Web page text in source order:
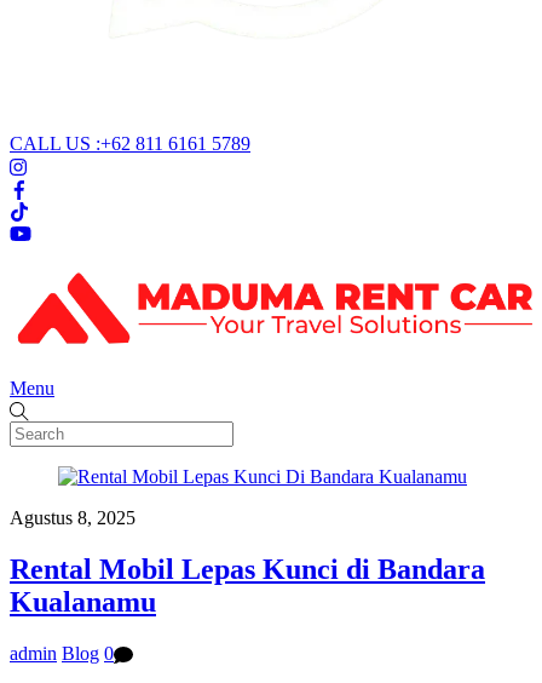
CALL US :+62 811 6161 5789
Menu
Agustus 8, 2025
Rental Mobil Lepas Kunci di Bandara
Kualanamu
admin Blog 0